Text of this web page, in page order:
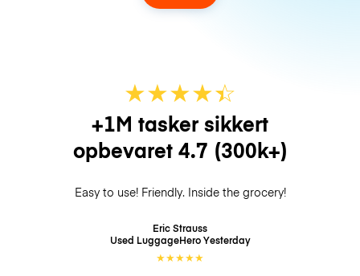
★★★★☆
★
+1M tasker sikkert
opbevaret 4.7 (300k+)
Easy to use! Friendly. Inside the grocery!
Eric Strauss
Used LuggageHeroYesterday
★★★★★